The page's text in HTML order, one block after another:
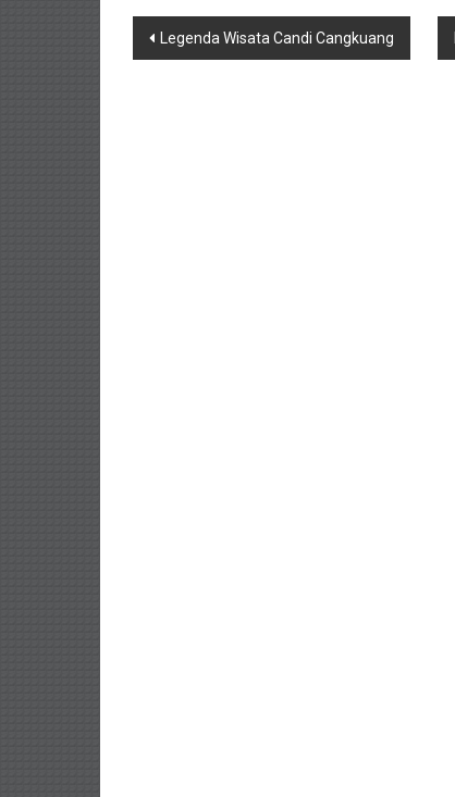
Navigasi
Legenda Wisata Candi Cangkuang